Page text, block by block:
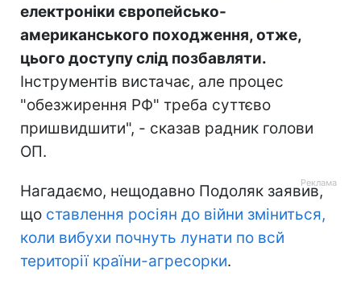
електроніки європейсько-
американського походження, отже,
цього доступу слід позбавляти.
Інструментів вистачає, але процес
"обезжирення РФ" треба суттєво
пришвидшити", - сказав радник голови
ОП.
Нагадаємо, нещодавно Подоляк заявив,
що ставлення росіян до війни зміниться,
коли вибухи почнуть лунати по всй
території країни-агресорки.